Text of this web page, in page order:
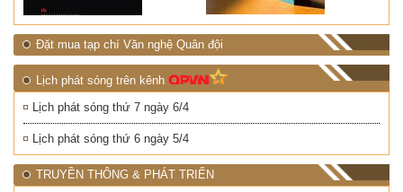
Đặt mua tạp chí Văn nghệ Quân đội
Lịch phát sóng trên kênh
Lịch phát sóng thứ 7 ngày 6/4
Lịch phát sóng thứ 6 ngày 5/4
TRUYỀN THÔNG & PHÁT TRIỂN